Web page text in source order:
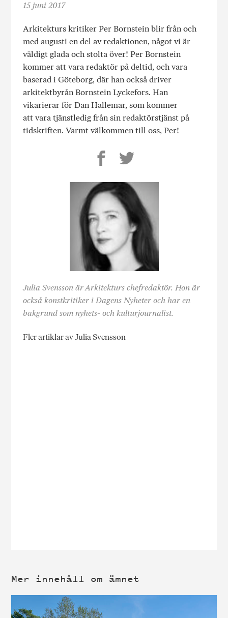
15 juni 2017
Arkitekturs kritiker Per Bornstein blir från och
med augusti en del av redaktionen, något vi är
väldigt glada och stolta över! Per Bornstein
kommer att vara redaktör på deltid, och vara
baserad i Göteborg, där han också driver
arkitektbyrån Bornstein Lyckefors. Han
vikarierar för Dan Hallemar, som kommer
att vara tjänstledig från sin redaktörstjänst på
tidskriften. Varmt välkommen till oss, Per!
Julia Svensson är Arkitekturs chefredaktör. Hon är
också konstkritiker i Dagens Nyheter och har en
bakgrund som nyhets- och kulturjournalist.
Fler artiklar av Julia Svensson
Mer innehåll om ämnet